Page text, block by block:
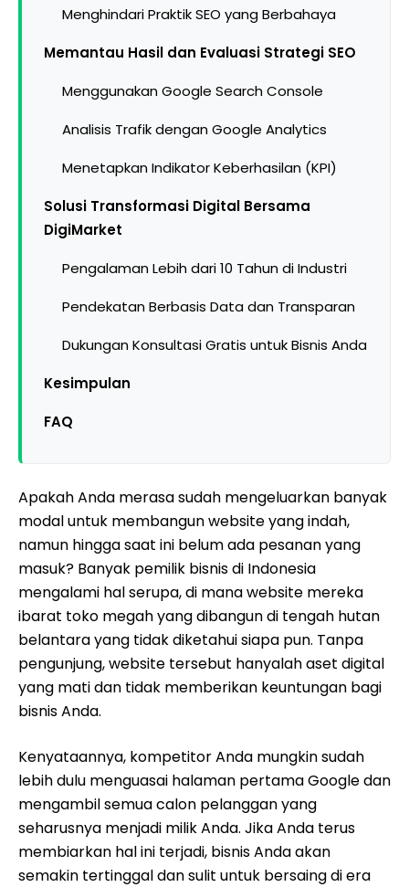
Menghindari Praktik SEO yang Berbahaya
Memantau Hasil dan Evaluasi Strategi SEO
Menggunakan Google Search Console
Analisis Trafik dengan Google Analytics
Menetapkan Indikator Keberhasilan (KPI)
Solusi Transformasi Digital Bersama
DigiMarket
Pengalaman Lebih dari 10 Tahun di Industri
Pendekatan Berbasis Data dan Transparan
Dukungan Konsultasi Gratis untuk Bisnis Anda
Kesimpulan
FAQ
Apakah Anda merasa sudah mengeluarkan banyak
modal untuk membangun website yang indah,
namun hingga saat ini belum ada pesanan yang
masuk? Banyak pemilik bisnis di Indonesia
mengalami hal serupa, di mana website mereka
ibarat toko megah yang dibangun di tengah hutan
belantara yang tidak diketahui siapa pun. Tanpa
pengunjung, website tersebut hanyalah aset digital
yang mati dan tidak memberikan keuntungan bagi
bisnis Anda.
Kenyataannya, kompetitor Anda mungkin sudah
lebih dulu menguasai halaman pertama Google dan
mengambil semua calon pelanggan yang
seharusnya menjadi milik Anda. Jika Anda terus
membiarkan hal ini terjadi, bisnis Anda akan
semakin tertinggal dan sulit untuk bersaing di era